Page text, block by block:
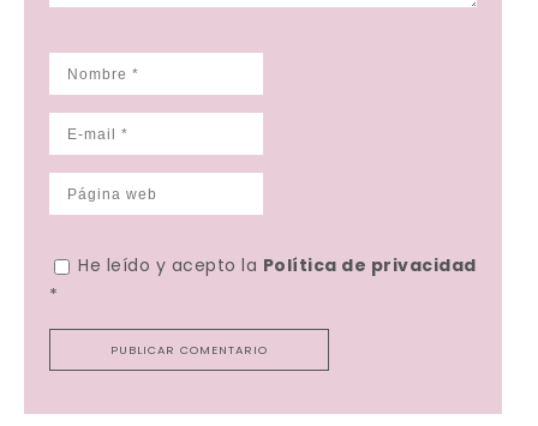
He leído y acepto la Política de privacidad
*